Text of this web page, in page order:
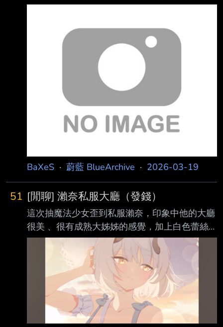
一個想法就是要拿來當百絆的禮物
個老師都是用花束當最後一步 但對於萬魔殿的
議長大人別說花束了花圈可能都收過不少 相較
於華麗而麻木的慶祝 從老師手上收到樸實簡單
的泡麵反而更能凸顯這份珍貴 就算是吃泡麵有
要維持議長尊爵的格調！
https://i.meee.com.tw/krwT0Mw.j
BaXeS · 蔚藍 BlueArchive · 2026-03-19
51 [閒聊] 瀨奈私服大廳（發錢）
這次抽魔法少女歪到私服瀨奈，印象中他的大廳
很美 、很有成熟大姊姊的感覺，加上白色蕾絲
洋裝的造型，實在戳到我的點。 而且他算是少
數不和老師momotalk廢話的學生，羈絆劇情結
束，半個訊息都沒有欸XDD
http://i.imgur.com/azxRFXp.jpg 奇普托斯學生通
常對話都是“啊..謝謝老師 這樣好麻煩你啦” “之後
要連本帶利討回來” “要一起來玩之喔” “都是你害
我變成這樣的，你要負責”...這類的，欸 一句都